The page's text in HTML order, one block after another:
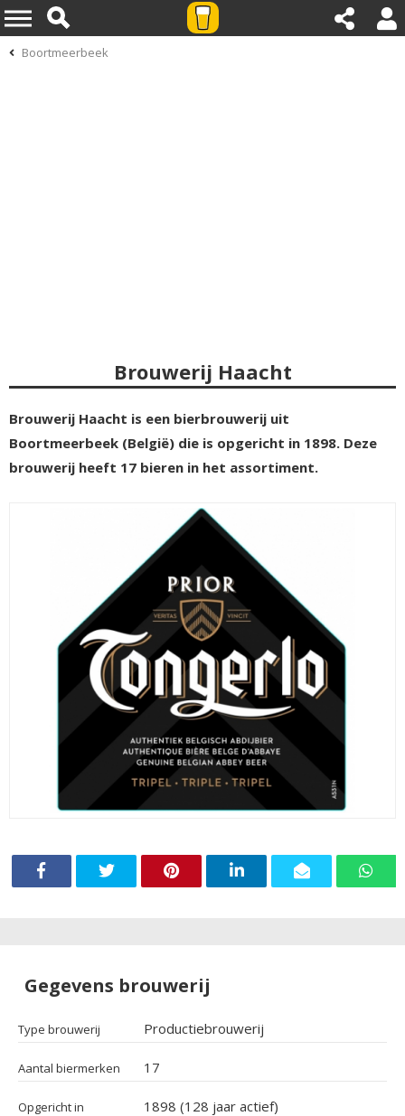
Boortmeerbeek
Brouwerij Haacht
Brouwerij Haacht is een bierbrouwerij uit
Boortmeerbeek (België) die is opgericht in 1898. Deze
brouwerij heeft 17 bieren in het assortiment.
Gegevens brouwerij
Type brouwerij Productiebrouwerij
Aantal biermerken 17
Opgericht in 1898 (128 jaar actief)